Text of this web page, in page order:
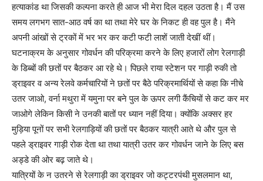
हत्याकांड था जिसकी कल्पना करते ही आज भी मेरा दिल दहल उठता है। मैं उस
समय लगभग सात-आठ वर्ष का था तथा मेरे घर के निकट ही वह पुल है। मैंने
अपनी आंखों से ट्रकों में भर भर कर कटी फटी लाशें जाती देखीं थीं।
घटनाक्रम के अनुसार गोवर्धन की परिक्रमा करने के लिए हजारों लोग रेलगाड़ी
के डिब्बों की छतों पर बैठकर आ रहे थे। पिछले राया स्टेशन पर गाड़ी रुकी तो
ड्राइवर व अन्य रेलवे कर्मचारियों ने छतों पर बैठे परिक्रमार्थियों से कहा कि नीचे
उतर जाओ, वर्ना मथुरा में यमुना पर बने पुल के ऊपर लगी कैंचियों से कट कर मर
जाओगे लेकिन किसी ने उनकी बातों पर ध्यान नहीं दिया। क्योंकि अक्सर हर
मुड़िया पूनों पर सभी रेलगाड़ियों की छतों पर बैठकर यात्री आते थे और पुल से
पहले ड्राइवर गाड़ी रोक देता था तथा यात्री उतर कर गोवर्धन जाने के लिए बस
अड्डे की ओर बढ़ जाते थे।
यात्रियों के न उतरने से रेलगाड़ी का ड्राइवर जो कट्टरपंथी मुसलमान था,